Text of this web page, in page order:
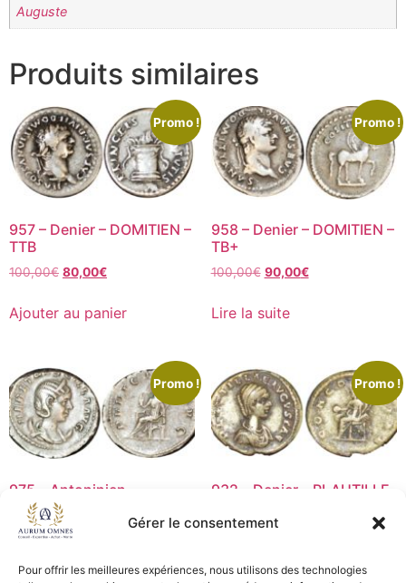
Gérer le consentement
Pour offrir les meilleures expériences, nous utilisons des technologies
Auguste
Produits similaires
Promo !
957 – Denier – DOMITIEN –
TTB
100,00€ 80,00€
Ajouter au panier
Promo !
958 – Denier – DOMITIEN –
TB+
100,00€ 90,00€
Lire la suite
Promo !
975 – Antoninien –
ETRUSCILLE – SUP
75,00€ 60,00
Ajouter au panier
Promo !
932 – Denier – PLAUTILLE
125,00€ 100,00
Ajouter au panier